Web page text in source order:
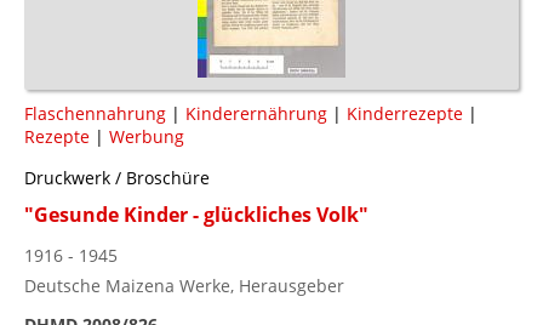
Flaschennahrung | Kinderernährung | Kinderrezepte |
Rezepte | Werbung
Druckwerk / Broschüre
"Gesunde Kinder - glückliches Volk"
1916 - 1945
Deutsche Maizena Werke, Herausgeber